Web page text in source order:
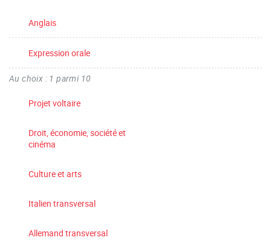
Anglais
Expression orale
Au choix : 1 parmi 10
Projet voltaire
Droit, économie, société et
cinéma
Culture et arts
Italien transversal
Allemand transversal